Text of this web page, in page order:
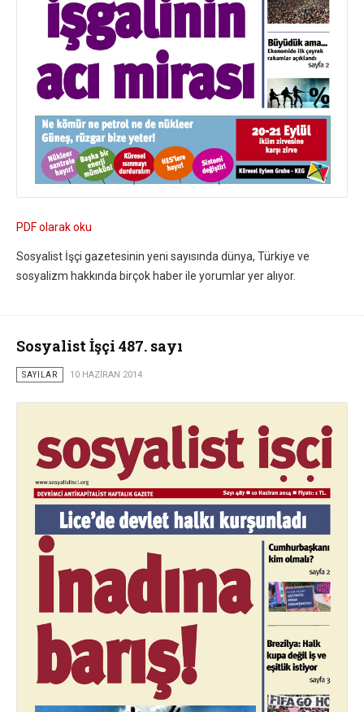
PDF olarak oku
Sosyalist İşçi gazetesinin yeni sayısında dünya, Türkiye ve
sosyalizm hakkında birçok haber ile yorumlar yer alıyor.
Sosyalist İşçi 487. sayı
SAYILAR 10 HAZIRAN 2014